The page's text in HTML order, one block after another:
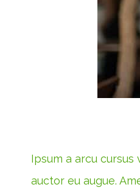
Ipsum a arcu
auctor eu augue.